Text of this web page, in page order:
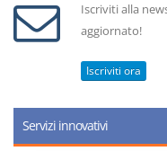
Iscriviti alla
aggiornato!
Iscriviti ora
Servizi innovativi